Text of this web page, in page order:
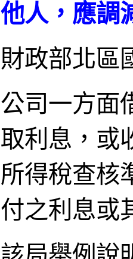
他人，應調
財政部北區
公司一方面
取利息，或
所得稅查核
付之利息或